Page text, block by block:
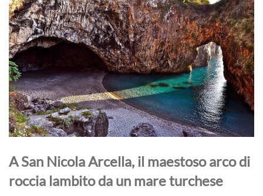
A San Nicola Arcella, il maestoso arco di
roccia lambito da un mare turchese